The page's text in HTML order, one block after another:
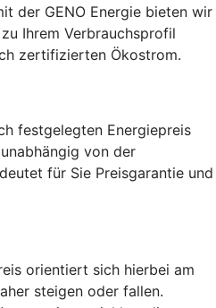
der GENO Energie bieten wir
Ihrem Verbrauchsprofil
zertifizierten Ökostrom.
festgelegten Energiepreis
von der
für Sie Preisgarantie und
orientiert sich hierbei am
steigen oder fallen.